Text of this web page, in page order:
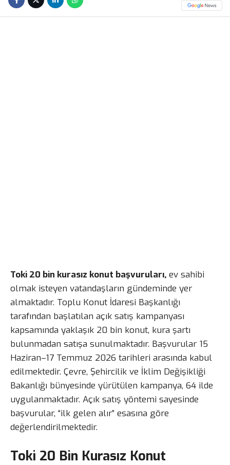
Toki 20 bin kurasız konut başvuruları, ev sahibi
olmak isteyen vatandaşların gündeminde yer
almaktadır. Toplu Konut İdaresi Başkanlığı
tarafından başlatılan açık satış kampanyası
kapsamında yaklaşık 20 bin konut, kura şartı
bulunmadan satışa sunulmaktadır. Başvurular 15
Haziran–17 Temmuz 2026 tarihleri arasında kabul
edilmektedir. Çevre, Şehircilik ve İklim Değişikliği
Bakanlığı bünyesinde yürütülen kampanya, 64 ilde
uygulanmaktadır. Açık satış yöntemi sayesinde
başvurular, “ilk gelen alır” esasına göre
değerlendirilmektedir.
Toki 20 Bin Kurasız Konut